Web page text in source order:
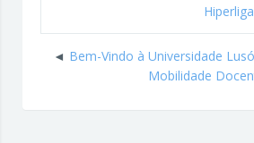
Bem-Vindo à Universidade
Mobilidade